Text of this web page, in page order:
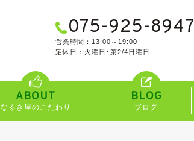
075-925-8947
営業時間：13:00～19:00
定休日：火曜日･第2/4日曜日
ABOUT
なるき屋のこだわり
BLOG
ブログ